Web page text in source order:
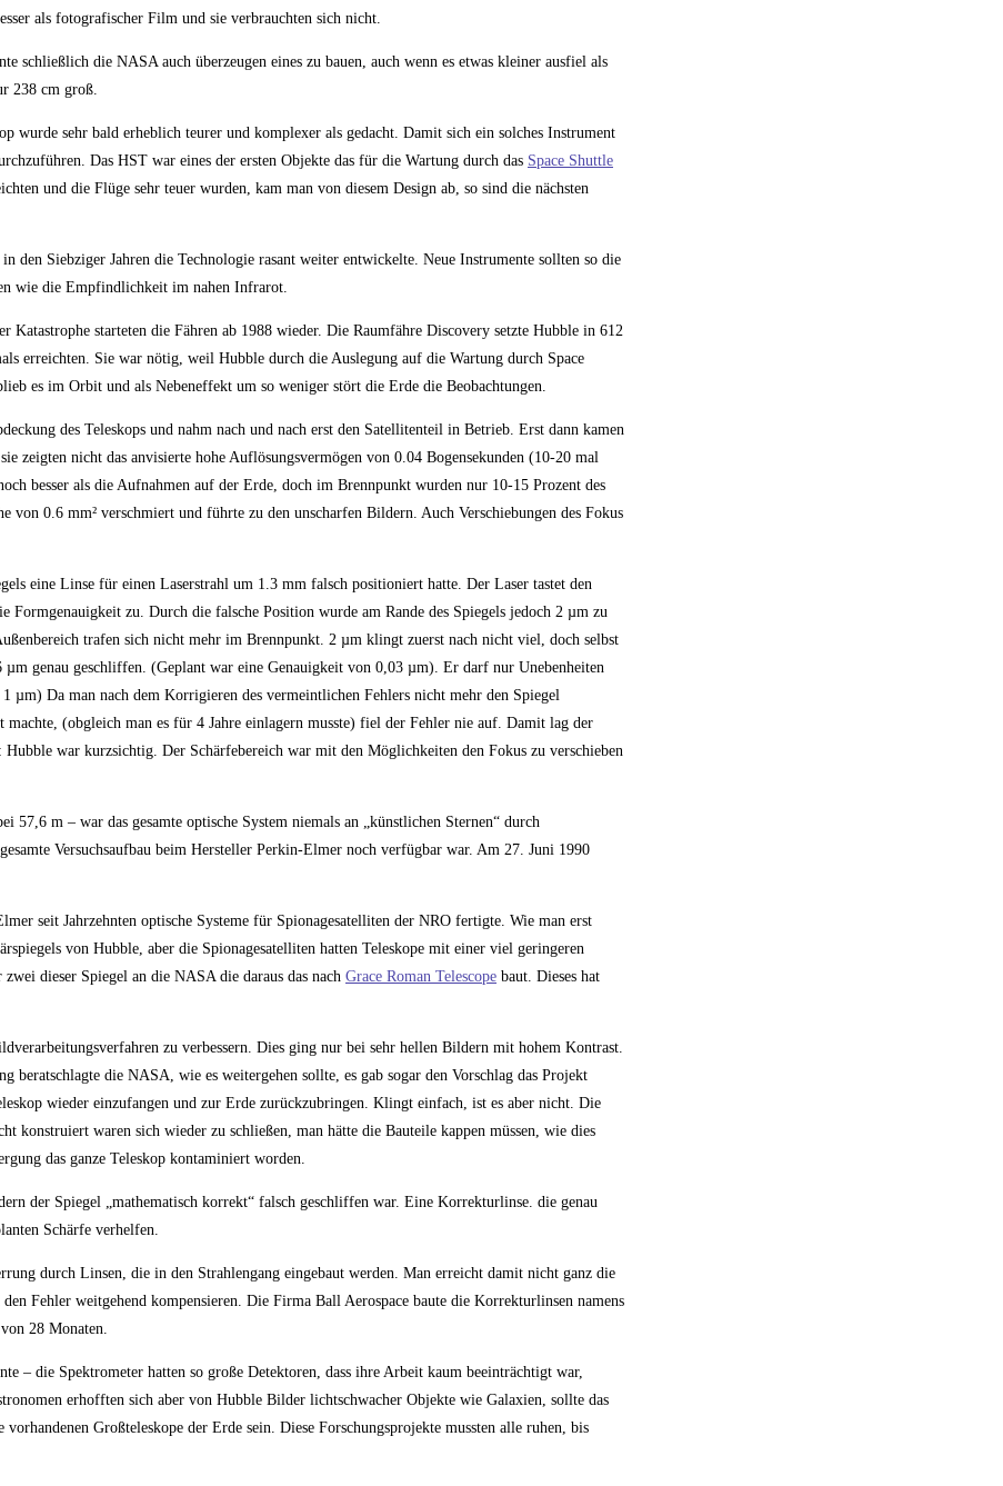
als fotografischer Film und sie verbrauchten sich nicht.
schließlich die NASA auch überzeugen eines zu bauen, auch wenn es etwas kleiner ausfiel als
238 cm groß.
wurde sehr bald erheblich teurer und komplexer als gedacht. Damit sich ein solches Instrument
Das HST war eines der ersten Objekte das für die Wartung durch das Space Shuttle
und die Flüge sehr teuer wurden, kam man von diesem Design ab, so sind die nächsten
den Siebziger Jahren die Technologie rasant weiter entwickelte. Neue Instrumente sollten so die
wie die Empfindlichkeit im nahen Infrarot.
Katastrophe starteten die Fähren ab 1988 wieder. Die Raumfähre Discovery setzte Hubble in 612
erreichten. Sie war nötig, weil Hubble durch die Auslegung auf die Wartung durch Space
es im Orbit und als Nebeneffekt um so weniger stört die Erde die Beobachtungen.
des Teleskops und nahm nach und nach erst den Satellitenteil in Betrieb. Erst dann kamen
zeigten nicht das anvisierte hohe Auflösungsvermögen von 0.04 Bogensekunden (10-20 mal
besser als die Aufnahmen auf der Erde, doch im Brennpunkt wurden nur 10-15 Prozent des
von 0.6 mm² verschmiert und führte zu den unscharfen Bildern. Auch Verschiebungen des Fokus
eine Linse für einen Laserstrahl um 1.3 mm falsch positioniert hatte. Der Laser tastet den
Formgenauigkeit zu. Durch die falsche Position wurde am Rande des Spiegels jedoch 2 µm zu
trafen sich nicht mehr im Brennpunkt. 2 µm klingt zuerst nach nicht viel, doch selbst
genau geschliffen. (Geplant war eine Genauigkeit von 0,03 µm). Er darf nur Unebenheiten
µm) Da man nach dem Korrigieren des vermeintlichen Fehlers nicht mehr den Spiegel
machte, (obgleich man es für 4 Jahre einlagern musste) fiel der Fehler nie auf. Damit lag der
war kurzsichtig. Der Schärfebereich war mit den Möglichkeiten den Fokus zu verschieben
m – war das gesamte optische System niemals an „künstlichen Sternen“ durch
Versuchsaufbau beim Hersteller Perkin-Elmer noch verfügbar war. Am 27. Juni 1990
seit Jahrzehnten optische Systeme für Spionagesatelliten der NRO fertigte. Wie man erst
von Hubble, aber die Spionagesatelliten hatten Teleskope mit einer viel geringeren
dieser Spiegel an die NASA die daraus das nach Grace Roman Telescope baut. Dieses hat
zu verbessern. Dies ging nur bei sehr hellen Bildern mit hohem Kontrast.
die NASA, wie es weitergehen sollte, es gab sogar den Vorschlag das Projekt
wieder einzufangen und zur Erde zurückzubringen. Klingt einfach, ist es aber nicht. Die
konstruiert waren sich wieder zu schließen, man hätte die Bauteile kappen müssen, wie dies
das ganze Teleskop kontaminiert worden.
der Spiegel „mathematisch korrekt“ falsch geschliffen war. Eine Korrekturlinse. die genau
Schärfe verhelfen.
durch Linsen, die in den Strahlengang eingebaut werden. Man erreicht damit nicht ganz die
Fehler weitgehend kompensieren. Die Firma Ball Aerospace baute die Korrekturlinsen namens
28 Monaten.
– die Spektrometer hatten so große Detektoren, dass ihre Arbeit kaum beeinträchtigt war,
erhofften sich aber von Hubble Bilder lichtschwacher Objekte wie Galaxien, sollte das
Großteleskope der Erde sein. Diese Forschungsprojekte mussten alle ruhen, bis